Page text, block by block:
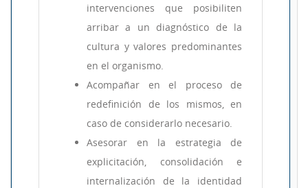
intervenciones que posibiliten
arribar a un diagnóstico de la
cultura y valores predominantes
en el organismo.
Acompañar en el proceso de
redefinición de los mismos, en
caso de considerarlo necesario.
Asesorar en la estrategia de
explicitación, consolidación e
internalización de la identidad